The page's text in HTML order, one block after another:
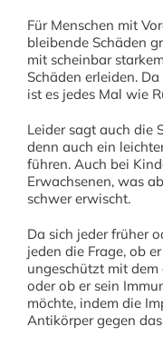
Für Menschen mit
bleibende Schäden
mit scheinbar
Schäden erleiden.
ist es jedes Mal wie
Leider sagt auch die
denn auch ein
führen. Auch bei
Erwachsenen, was
schwer erwischt.
Da sich jeder früher
jeden die Frage, ob
ungeschützt mit
oder ob er sein
möchte, indem die
Antikörper gegen